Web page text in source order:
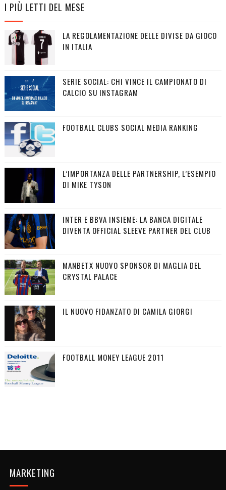
I PIÙ LETTI DEL MESE
LA REGOLAMENTAZIONE DELLE DIVISE DA GIOCO
IN ITALIA
SERIE SOCIAL: CHI VINCE IL CAMPIONATO DI
CALCIO SU INSTAGRAM
FOOTBALL CLUBS SOCIAL MEDIA RANKING
L’IMPORTANZA DELLE PARTNERSHIP, L’ESEMPIO
DI MIKE TYSON
INTER E BBVA INSIEME: LA BANCA DIGITALE
DIVENTA OFFICIAL SLEEVE PARTNER DEL CLUB
MANBETX NUOVO SPONSOR DI MAGLIA DEL
CRYSTAL PALACE
IL NUOVO FIDANZATO DI CAMILA GIORGI
FOOTBALL MONEY LEAGUE 2011
MARKETING